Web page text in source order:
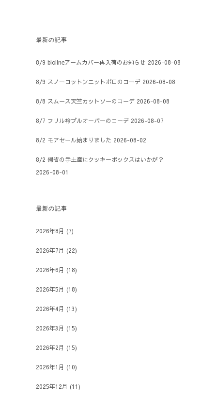
最新の記事
8/9 biollneアームカバー再入荷のお知らせ 2026-08-08
8/9 スノーコットンニットポロのコーデ 2026-08-08
8/8 スムース天竺カットソーのコーデ 2026-08-08
8/7 フリル衿プルオーバーのコーデ 2026-08-07
8/2 モアセール始まりました 2026-08-02
8/2 帰省の手土産にクッキーボックスはいかが？
2026-08-01
最新の記事
2026年8月 (7)
2026年7月 (22)
2026年6月 (18)
2026年5月 (18)
2026年4月 (13)
2026年3月 (15)
2026年2月 (15)
2026年1月 (10)
2025年12月 (11)